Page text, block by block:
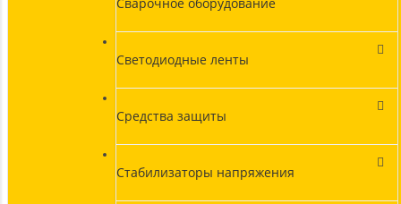
Светодиодные ленты
Средства защиты
Стабилизаторы напряжения